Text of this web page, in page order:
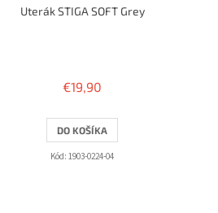
Uterák STIGA SOFT Grey
€19,90
DO KOŠÍKA
Kód: 1903-0224-04